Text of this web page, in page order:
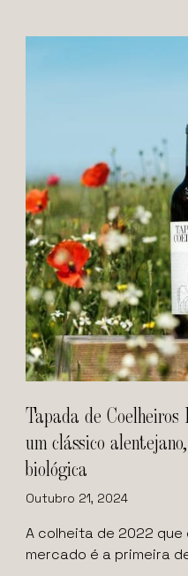
Tapada de Coelheiros
um clássico
biológica
Outubro 21, 2024
A colheita de 2022
mercado é a primeira